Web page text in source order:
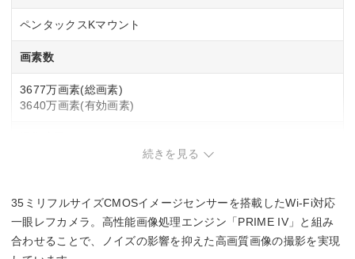
ペンタックスKマウント
画素数
3677万画素(総画素)
3640万画素(有効画素)
CMOS
撮影感度
続きを見る
35ミリフルサイズCMOSイメージセンサーを搭載したWi-Fi対応
一眼レフカメラ。高性能画像処理エンジン「PRIME IV」と組み
合わせることで、ノイズの影響を抑えた高画質画像の撮影を実現